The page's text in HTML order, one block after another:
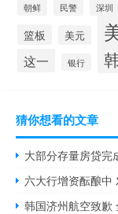
朝鲜 民警 深圳
篮板 美元
这一 银行
猜你想看的文章
大部分存量房贷完
六大行增资酝酿中
韩国济州航空致歉